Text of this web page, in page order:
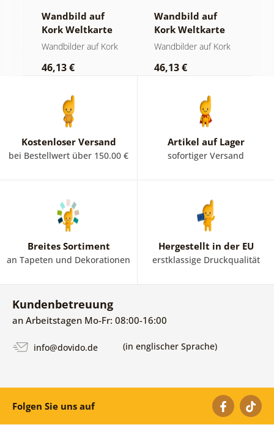
Wandbild auf
Kork Weltkarte
auf hölzernem
Wandbilder auf Kork
46,13 €
Wandbild auf
Kork Weltkarte
auf Holz
Wandbilder auf Kork
46,13 €
Kostenloser Versand
bei Bestellwert über 150.00 €
Artikel auf Lager
sofortiger Versand
Breites Sortiment
an Tapeten und Dekorationen
Hergestellt in der EU
erstklassige Druckqualität
Kundenbetreuung
an Arbeitstagen Mo-Fr: 08:00-16:00
info@dovido.de (in englischer Sprache)
Folgen Sie uns auf